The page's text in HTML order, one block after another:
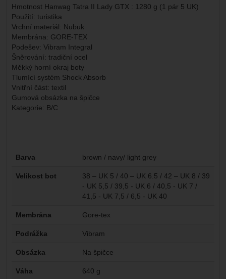
Hmotnost Hanwag Tatra II Lady GTX : 1280 g (1 pár 5 UK)
Použití: turistika
Vrchní materiál: Nubuk
Membrána: GORE-TEX
Podešev: Vibram Integral
Šněrování: tradiční ocel
Měkký horní okraj boty
Tlumící systém Shock Absorb
Vnitřní část: textil
Gumová obsázka na špičce
Kategorie: B/C
Parametry
Barva brown / navy/ light grey
Velikost bot
38 – UK 5 / 40 – UK 6.5 / 42 – UK 8 / 39
- UK 5,5 / 39,5 - UK 6 / 40,5 - UK 7 /
41,5 - UK 7,5 / 6,5 - UK 40
Membrána Gore-tex
Podrážka Vibram
Obsázka Na špičce
Váha 640 g